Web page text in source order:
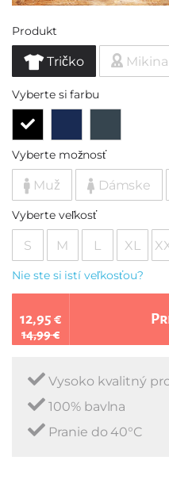
Produkt
Tričko
Vyberte si farbu
Vyberte možnosť
Muž Dámske
Vyberte veľkosť
S M L XL
Nie ste si istí veľkosťou?
12,95 €
14,99 €
Vysoko kvalitný
100% bavlna
Pranie do 40°C